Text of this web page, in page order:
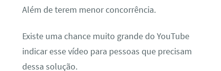
Além de terem menor concorrência.
Existe uma chance muito grande do YouTube
indicar esse vídeo para pessoas que precisam
dessa solução.